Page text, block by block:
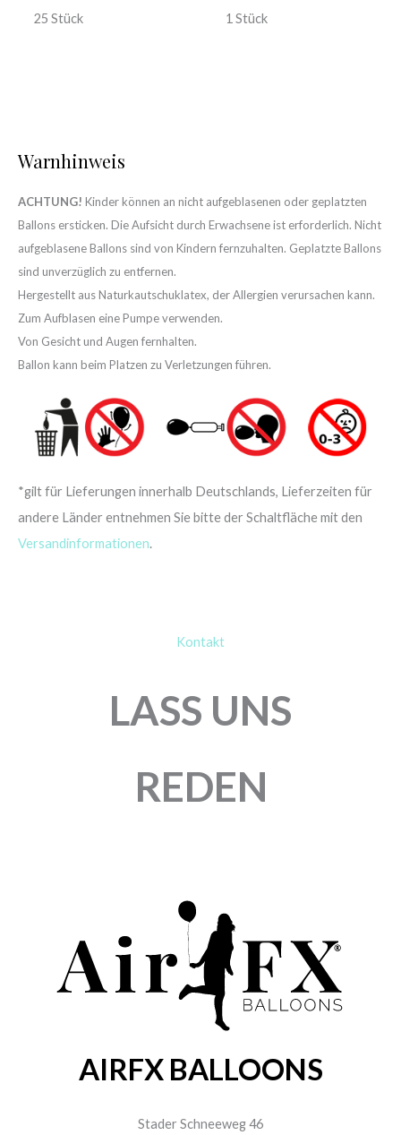
25 Stück 1 Stück
Warnhinweis
ACHTUNG! Kinder können an nicht aufgeblasenen oder geplatzten
Ballons ersticken. Die Aufsicht durch Erwachsene ist erforderlich. Nicht
aufgeblasene Ballons sind von Kindern fernzuhalten. Geplatzte Ballons
sind unverzüglich zu entfernen.
Hergestellt aus Naturkautschuklatex, der Allergien verursachen kann.
Zum Aufblasen eine Pumpe verwenden.
Von Gesicht und Augen fernhalten.
Ballon kann beim Platzen zu Verletzungen führen.
*gilt für Lieferungen innerhalb Deutschlands, Lieferzeiten für
andere Länder entnehmen Sie bitte der Schaltfläche mit den
Versandinformationen.
Kontakt
LASS UNS
REDEN
AIRFX BALLOONS
Stader Schneeweg 46